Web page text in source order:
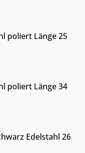
poliert Länge 25
poliert Länge 34
Edelstahl 26